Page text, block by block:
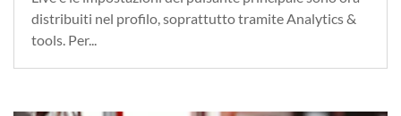
distribuiti nel profilo, soprattutto tramite Analytics &
tools. Per...